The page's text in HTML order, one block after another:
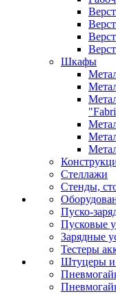
Шкафы
Стеллажи
Стенды,
Пуско-
Пусковые
Зарядные
Тестеры
Штуцеры и